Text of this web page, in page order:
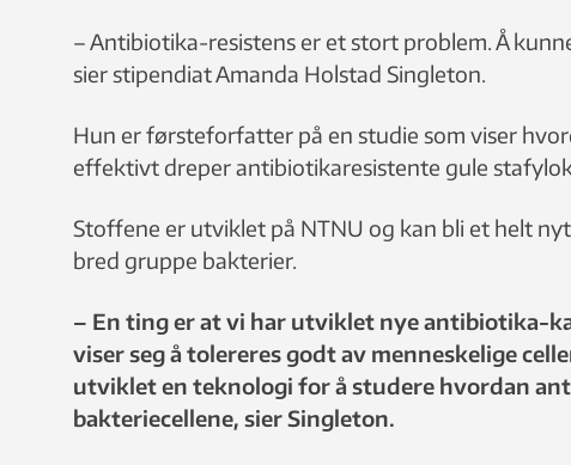
– Antibiotika-resistens er et stort problem. Å
sier stipendiat Amanda Holstad Singleton.
Hun er førsteforfatter på en studie som viser
effektivt dreper antibiotikaresistente gule
Stoffene er utviklet på NTNU og kan bli et helt
bred gruppe bakterier.
– En ting er at vi har utviklet nye antibiotika-
viser seg å tolereres godt av menneskelige
utviklet en teknologi for å studere hvordan
bakteriecellene, sier Singleton.